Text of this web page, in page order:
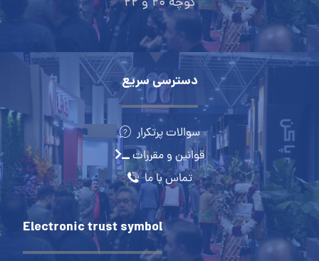
دسترسی سریع
سوالات پرتکرار
قوانین و مقررات
تماس با ما
Electronic trust symbol